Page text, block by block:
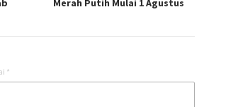
Merah Putih Mulai 1 Agustus
*